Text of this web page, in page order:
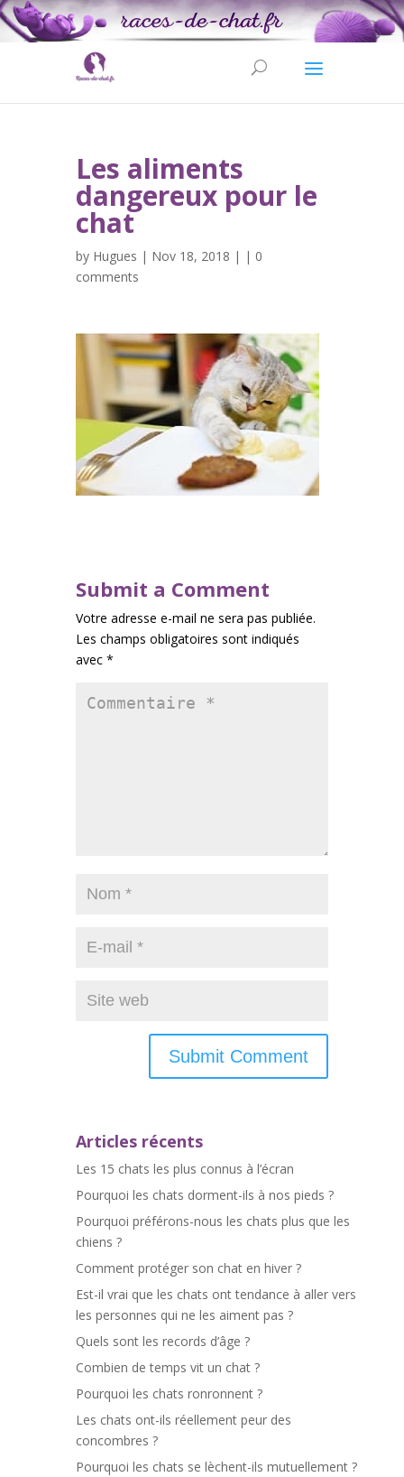
Les aliments
dangereux pour le
chat
by Hugues | Nov 18, 2018 | | 0
comments
Submit a Comment
Votre adresse e-mail ne sera pas publiée.
Les champs obligatoires sont indiqués
avec *
Articles récents
Les 15 chats les plus connus à l’écran
Pourquoi les chats dorment-ils à nos pieds ?
Pourquoi préférons-nous les chats plus que les
chiens ?
Comment protéger son chat en hiver ?
Est-il vrai que les chats ont tendance à aller vers
les personnes qui ne les aiment pas ?
Quels sont les records d’âge ?
Combien de temps vit un chat ?
Pourquoi les chats ronronnent ?
Les chats ont-ils réellement peur des
concombres ?
Pourquoi les chats se lèchent-ils mutuellement ?